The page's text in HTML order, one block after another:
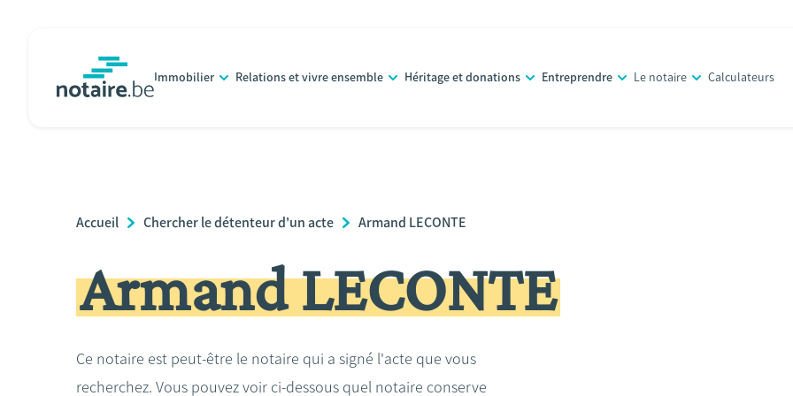
principal
Immobilier Relations et vivre ensemble Héritage et donations Entreprendre Le notaire Calculateurs
Breadcrumb
Accueil Chercher le détenteur d'un acte Armand LECONTE
Armand LECONTE
Ce notaire est peut-être le notaire qui a signé l'acte que vous
recherchez. Vous pouvez voir ci-dessous quel notaire conserve